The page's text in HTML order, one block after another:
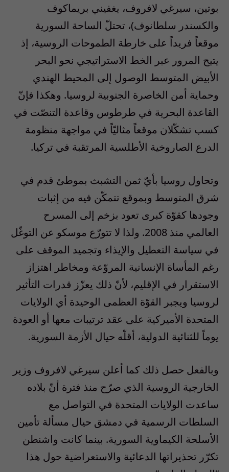
بوتين، سيرغي لافروف، يغفيني بريماكوف
والكسندر سلطانوف)، تحتلّ الساحة السورية
موقعاً فريداً على خارطة الطموحات الروسية، إذ
يتيح المرور عبر الخط الاستراتيجي نحو البحر
الأبيض المتوسط الوصول إلى المحيط الهندي
وحماية أمن الخاصرة الجنوبية لروسيا. وهكذا فإنّ
القاعدة البحرية في طرطوس وقاعدة التنصّت في
كسب تشكّلان موقعاً مثاليّاً في مواجهة منظومة
الدرع الصاروخية الأطلسية المرتقبة في تركيا.
وتحاول روسيا بأيّ ثمن التشبث بموطئ قدم في
شرق المتوسط وبموقع تتمكّن فيه من إثبات
وجودها كقوّة كبرى تعود بزخم إلى المسرح
العالمي منذ 2008. ولذا لا تتورّع موسكو عن التوغّل
في سياسة التعطيل والإيذاء وتجميد الموقف على
رغم المأساة الإنسانية المروّعة ومخاطر اهتزاز
الاستقرار في الإقليم، لأنّ ذلك يعزّز قدرات التأثير
لروسيا ويجبر القوّة العظمى الوحيدة أي الولايات
المتحدة الأميركية على عقد ترتيبات معها أو العودة
يوماً للثنائية الدولية، أقلّه حيال الأزمة السورية.
وبالفعل حصل ذلك كما أعلن سيرغي لافروف وزير
الخارجية الروسية الذي صرّح منذ فترة أنّ بلاده
ساعدت الولايات المتحدة في التواصل مع
السلطات الرسمية في دمشق حيال مسألة تأمين
الأسلحة الكيماوية السورية. بينما كانت واشنطن
تكرّر تحذيراتها الدعائية والاستعراضية حول هذا